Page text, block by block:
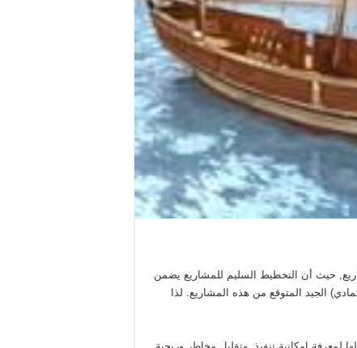
حيث أن التخطيط السليم للمشاريع يضمن
الجيد المتوقع من هذه المشاريع. لذا